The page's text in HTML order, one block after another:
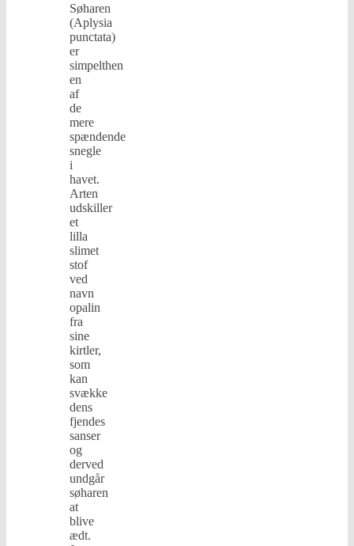
Søharen
(Aplysia
punctata)
er
simpelthen
en
af
de
mere
spændende
snegle
i
havet.
Arten
udskiller
et
lilla
slimet
stof
ved
navn
opalin
fra
sine
kirtler,
som
kan
svække
dens
fjendes
sanser
og
derved
undgår
søharen
at
blive
ædt.